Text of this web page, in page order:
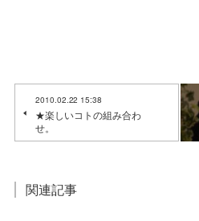
2010.02.22 15:38
★楽しいコトの組み合わ
せ。
関連記事